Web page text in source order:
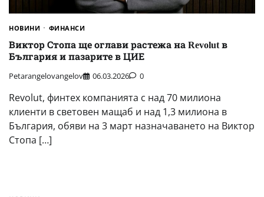
НОВИНИ ФИНАНСИ
Виктор Стопа ще оглави растежа на Revolut в
България и пазарите в ЦИЕ
Petarangelovangelov 06.03.2026 0
Revolut, финтех компанията с над 70 милиона
клиенти в световен мащаб и над 1,3 милиона в
България, обяви на 3 март назначаването на Виктор
Стопа […]